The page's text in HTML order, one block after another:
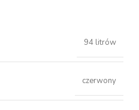
94 litrów
czerwony